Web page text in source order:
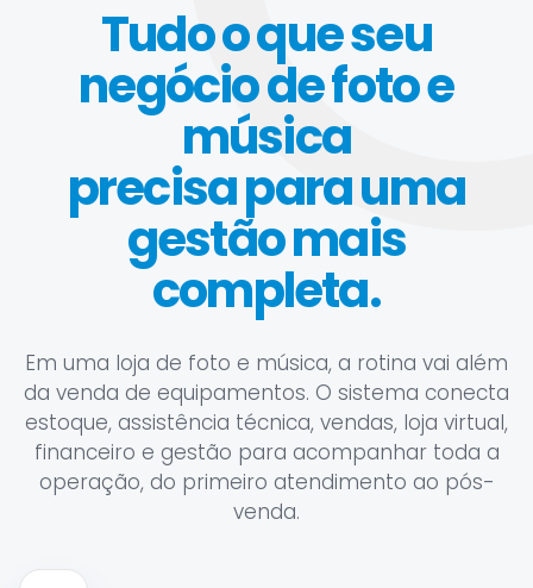
Tudo o que seu
negócio de foto e
música
precisa para uma
gestão mais
completa.
Em uma loja de foto e música, a rotina vai além
da venda de equipamentos. O sistema conecta
estoque, assistência técnica, vendas, loja virtual,
financeiro e gestão para acompanhar toda a
operação, do primeiro atendimento ao pós-
venda.